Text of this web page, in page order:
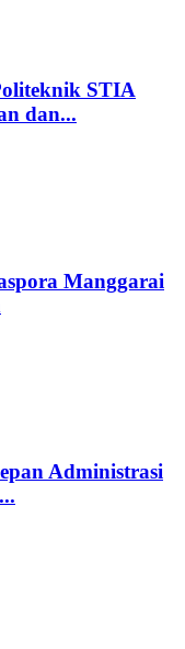
STIA
dan...
Manggarai
Administrasi